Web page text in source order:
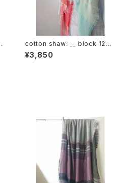
cotton shawl __ block 120
春曙w
¥3,850